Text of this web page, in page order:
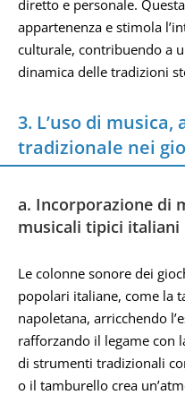
diretto e personale.
appartenenza e stimola
culturale, contribuendo a
dinamica delle tradizioni
3. L’uso di
tradizionale nei
a. Incorporazione di
musicali tipici italiani
Le colonne sonore dei
popolari italiane, come la
napoletana, arricchendo
rafforzando il legame con
di strumenti tradizionali
o il tamburello crea